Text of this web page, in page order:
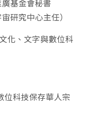
基金會秘書
研究中心主任）
化、文字與數位科
位科技保存華人宗